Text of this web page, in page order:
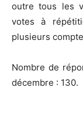
outre tous les
votes à
plusieurs
Nombre de
décembre : 130.